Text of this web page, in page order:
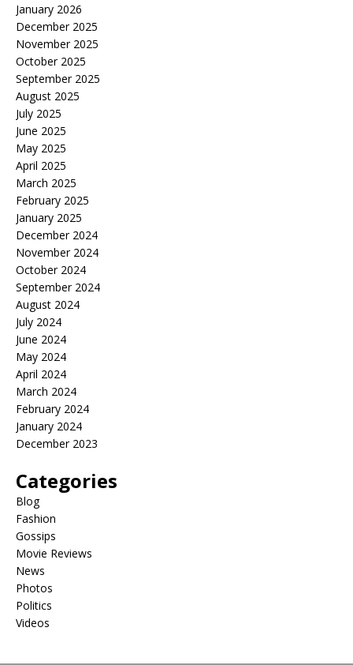
January 2026
December 2025
November 2025
October 2025
September 2025
August 2025
July 2025
June 2025
May 2025
April 2025
March 2025
February 2025
January 2025
December 2024
November 2024
October 2024
September 2024
August 2024
July 2024
June 2024
May 2024
April 2024
March 2024
February 2024
January 2024
December 2023
Categories
Blog
Fashion
Gossips
Movie Reviews
News
Photos
Politics
Videos